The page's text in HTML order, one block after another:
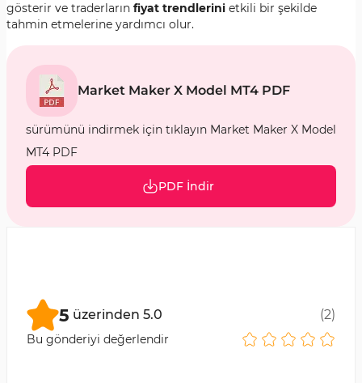
gösterir ve traderların fiyat trendlerini etkili bir şekilde
tahmin etmelerine yardımcı olur.
Market Maker X Model MT4 PDF
sürümünü indirmek için tıklayın Market Maker X Model
MT4 PDF
PDF İndir
5 üzerinden 5.0 (2)
Bu gönderiyi değerlendir